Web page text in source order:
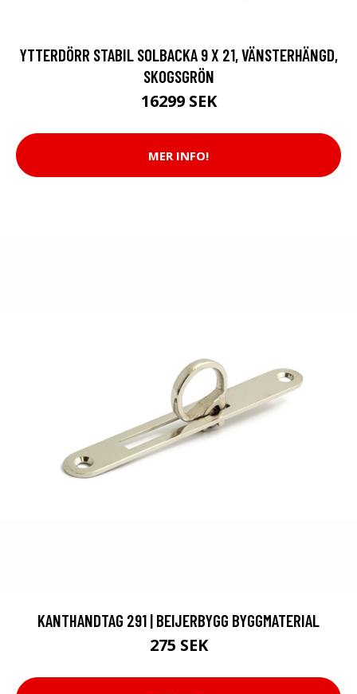
YTTERDÖRR STABIL SOLBACKA 9 X 21, VÄNSTERHÄNGD,
SKOGSGRÖN
16299 SEK
MER INFO!
KANTHANDTAG 291 | BEIJERBYGG BYGGMATERIAL
275 SEK